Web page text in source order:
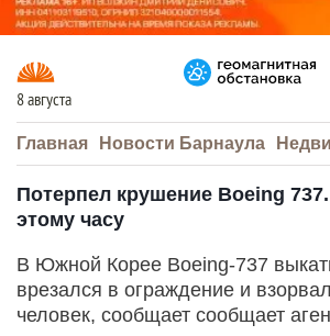
8 августа
Главная Новости Барнаула
Потерпел крушение Boeing
этому часу
В Южной Корее Boeing-737
врезался в ограждение и
человек, сообщает сообщает